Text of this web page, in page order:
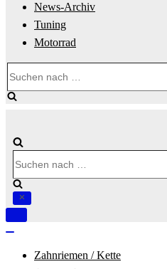
News-Archiv
Tuning
Motorrad
nach …
nach …
Navigation
Zahnriemen / Kette